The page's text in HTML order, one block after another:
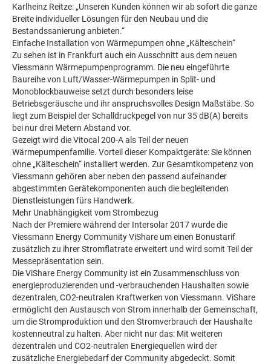
Karlheinz Reitze: „Unseren Kunden können wir ab sofort die ganze
Breite individueller Lösungen für den Neubau und die
Bestandssanierung anbieten.“
Einfache Installation von Wärmepumpen ohne „Kälteschein“
Zu sehen ist in Frankfurt auch ein Ausschnitt aus dem neuen
Viessmann Wärmepumpenprogramm. Die neu eingeführte
Baureihe von Luft/Wasser-Wärmepumpen in Split- und
Monoblockbauweise setzt durch besonders leise
Betriebsgeräusche und ihr anspruchsvolles Design Maßstäbe. So
liegt zum Beispiel der Schalldruckpegel von nur 35 dB(A) bereits
bei nur drei Metern Abstand vor.
Gezeigt wird die Vitocal 200-A als Teil der neuen
Wärmepumpenfamilie. Vorteil dieser Kompaktgeräte: Sie können
ohne „Kälteschein“ installiert werden. Zur Gesamtkompetenz von
Viessmann gehören aber neben den passend aufeinander
abgestimmten Gerätekomponenten auch die begleitenden
Dienstleistungen fürs Handwerk.
Mehr Unabhängigkeit vom Strombezug
Nach der Premiere während der Intersolar 2017 wurde die
Viessmann Energy Community ViShare um einen Bonustarif
zusätzlich zu ihrer Stromflatrate erweitert und wird somit Teil der
Messepräsentation sein.
Die ViShare Energy Community ist ein Zusammenschluss von
energieproduzierenden und -verbrauchenden Haushalten sowie
dezentralen, CO2-neutralen Kraftwerken von Viessmann. ViShare
ermöglicht den Austausch von Strom innerhalb der Gemeinschaft,
um die Stromproduktion und den Stromverbrauch der Haushalte
kostenneutral zu halten. Aber nicht nur das: Mit weiteren
dezentralen und CO2-neutralen Energiequellen wird der
zusätzliche Energiebedarf der Community abgedeckt. Somit